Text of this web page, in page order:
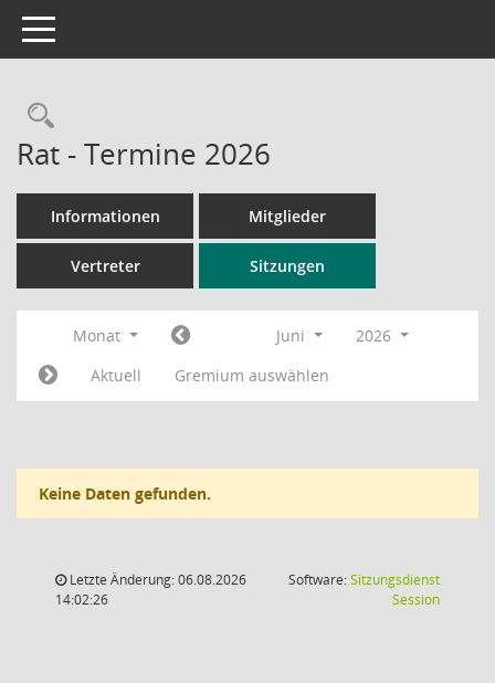
Toggle navigation
Rechercheauswahl
Rat - Termine 2026
Informationen Mitglieder
Vertreter Sitzungen
Monat Juni
2026
Aktuell
Gremium auswählen
Keine Daten gefunden.
Letzte Änderung: 06.08.2026
14:02:26
Software:Sitzungsdienst
Session(Wird in